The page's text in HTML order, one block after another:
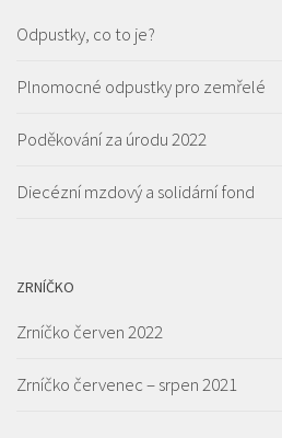
Odpustky, co to je?
Plnomocné odpustky pro zemřelé
Poděkování za úrodu 2022
Diecézní mzdový a solidární fond
ZRNÍČKO
Zrníčko červen 2022
Zrníčko červenec – srpen 2021